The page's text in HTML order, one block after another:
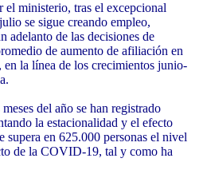
el ministerio, tras el excepcional
se sigue creando empleo,
adelanto de las decisiones de
de aumento de afiliación en
en la línea de los crecimientos junio-
del año se han registrado
la estacionalidad y el efecto
supera en 625.000 personas el nivel
de la COVID-19, tal y como ha